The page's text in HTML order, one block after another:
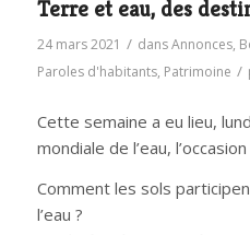
Terre et eau, des
24 mars 2021 / dansAnnonces,
Paroles d'habitants, Patrimoine /
Cette semaine a eu lieu,
mondiale de l’eau,
Comment les sols
l’eau ?